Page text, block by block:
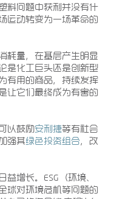
料问题中获利并没有什
运动转变为一场革命的
耗量，在基层产生明显
是化工巨头还是创新型
有用的商品，持续发挥
让它们最终成为有害的
以鼓励安利捷等有社会
强其绿色投资组合 ，改
增长。ESG（环境、
球对环境危机等问题的